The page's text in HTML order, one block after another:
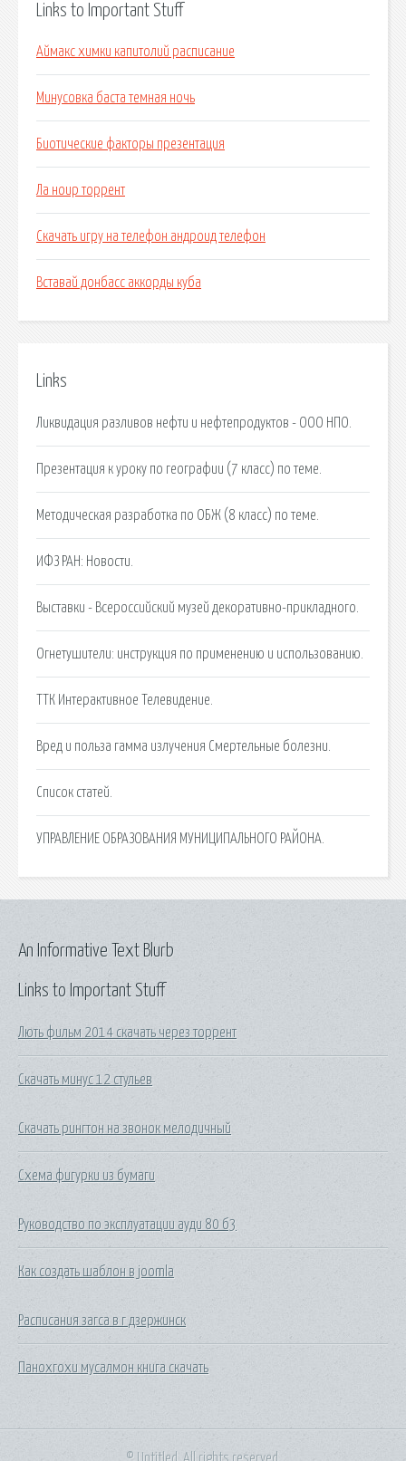
Links to Important Stuff
Аймакс химки капитолий расписание
Минусовка баста темная ночь
Биотические факторы презентация
Ла ноир торрент
Скачать игру на телефон андроид телефон
Вставай донбасс аккорды куба
Links
Ликвидация разливов нефти и нефтепродуктов - ООО НПО.
Презентация к уроку по географии (7 класс) по теме.
Методическая разработка по ОБЖ (8 класс) по теме.
ИФЗ РАН: Новости.
Выставки - Всероссийский музей декоративно-прикладного.
Огнетушители: инструкция по применению и использованию.
ТТК Интерактивное Телевидение.
Вред и польза гамма излучения Смертельные болезни.
Список статей.
УПРАВЛЕНИЕ ОБРАЗОВАНИЯ МУНИЦИПАЛЬНОГО РАЙОНА.
Links to Important Stuff
Лють фильм 2014 скачать через торрент
Скачать минус 12 стульев
Скачать рингтон на звонок мелодичный
Схема фигурки из бумаги
Руководство по эксплуатации ауди 80 б3
Как создать шаблон в joomla
Расписания загса в г дзержинск
Панохгохи мусалмон книга скачать
An Informative Text Blurb
© Untitled. All rights reserved.